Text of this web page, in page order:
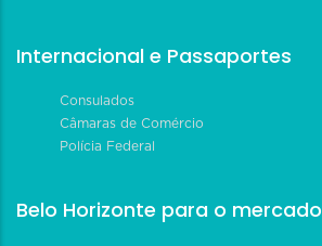
Internacional e Passaportes
Consulados
Câmaras de Comércio
Polícia Federal
Belo Horizonte para o mercado